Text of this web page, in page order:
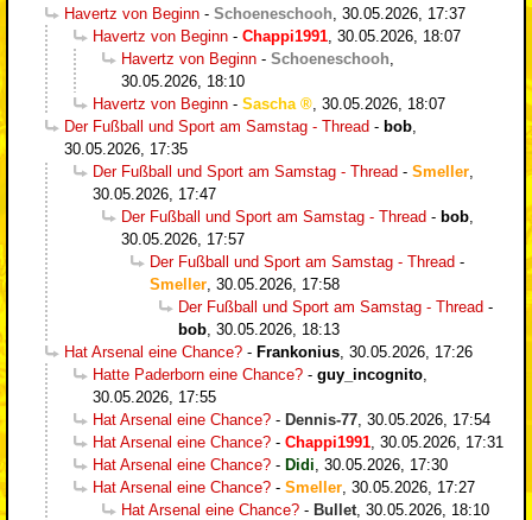
Havertz von Beginn - Schoeneschooh 30.05.2026, 17:37
Havertz von Beginn - Chappi1991 30.05.2026, 18:07
Havertz von Beginn - Schoeneschooh
30.05.2026, 18:10
Havertz von Beginn - Sascha
30.05.2026, 18:07
Der Fußball und Sport am Samstag - Thread - bob
30.05.2026, 17:35
Der Fußball und Sport am Samstag - Thread - Smeller
30.05.2026, 17:47
Der Fußball und Sport am Samstag - Thread - bob
30.05.2026, 17:57
Der Fußball und Sport am Samstag - Thread -
Smeller 30.05.2026, 17:58
Der Fußball und Sport am Samstag - Thread -
bob 30.05.2026, 18:13
Hat Arsenal eine Chance? - Frankonius 30.05.2026, 17:26
Hatte Paderborn eine Chance? - guy_incognito
30.05.2026, 17:55
Hat Arsenal eine Chance? - Dennis-77 30.05.2026, 17:54
Hat Arsenal eine Chance? - Chappi1991 30.05.2026, 17:31
Hat Arsenal eine Chance? - Didi 30.05.2026, 17:30
Hat Arsenal eine Chance? - Smeller 30.05.2026, 17:27
Hat Arsenal eine Chance? - Bullet 30.05.2026, 18:10